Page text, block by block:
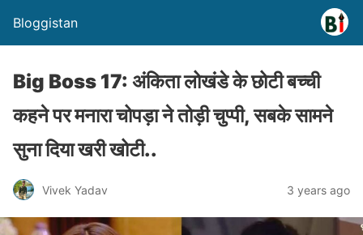
Bloggistan
Big Boss 17: अंकिता लोखंडे के छोटी बच्ची
कहने पर मनारा चोपड़ा ने तोड़ी चुप्पी, सबके सामने
सुना दिया खरी खोटी..
Vivek Yadav 3 years ago